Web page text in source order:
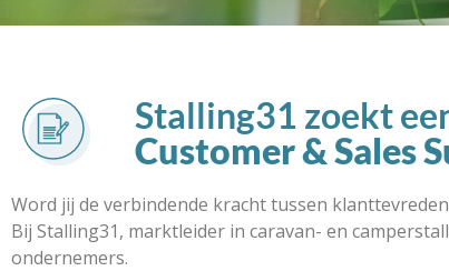
Stalling31 zoekt
Customer & Sales
Word jij de verbindende kracht tussen
Bij Stalling31, marktleider in caravan- en
ondernemers.